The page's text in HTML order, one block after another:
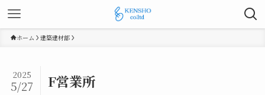
ホーム 建築建材部
F営業所
2025
5/27